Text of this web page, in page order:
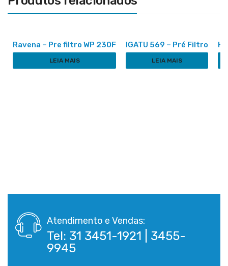
Ravena – Pre filtro WP 230F
LEIA MAIS
IGATU 569 – Pré Filtro
LEIA MAIS
Atendimento e Vendas:
Tel: 31 3451-1921 | 3455-
9945